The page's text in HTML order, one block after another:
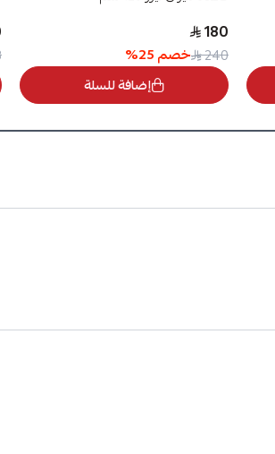
180
240 خصم25
%
إضافة للسلة